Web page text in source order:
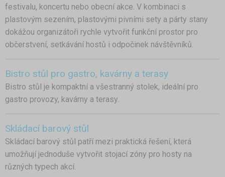
festivalu, koncertu nebo obecní akce. V kombinaci s
plastovým sezením, plastovými pivními sety a párty stany
dokážou organizátoři rychle vytvořit funkční prostor pro
občerstvení, setkávání hostů i odpočinek návštěvníků.
Bistro stůl pro gastro, kavárny a terasy
Bistro stůl je kompaktní a všestranný stolek, ideální pro
gastro provozy, kavárny a terasy.
Skládací barový stůl
Skládací barový stůl patří mezi praktická řešení, která
umožňují jednoduše vytvořit stojací zóny pro hosty na
různých typech akcí.